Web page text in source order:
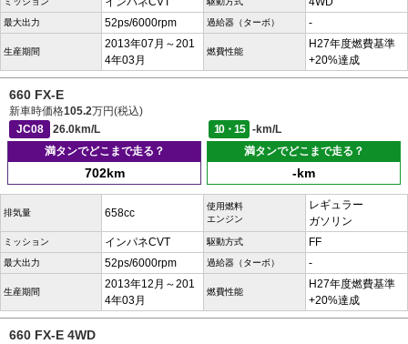
最大出力 52ps/6000rpm 過給器（ターボ） -
生産期間
2013年07月～201
4年03月
燃費性能
H27年度燃費基準
+20%達成
660 FX-E
新車時価格105.2万円(税込)
JC08
26.0km/L 10・15
-km/L
満タンでどこまで走る？
702km
満タンでどこまで走る？
-km
排気量 658cc
使用燃料
エンジン
レギュラー
ガソリン
ミッション インパネCVT 駆動方式 FF
最大出力 52ps/6000rpm 過給器（ターボ） -
生産期間
2013年12月～201
4年03月
燃費性能
H27年度燃費基準
+20%達成
660 FX-E 4WD